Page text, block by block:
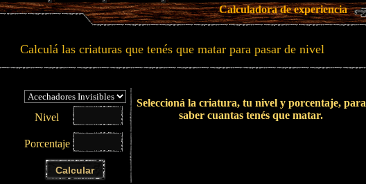
Calculadora de experiencia
Calculá las criaturas que tenés que matar para pasar de nivel
Nivel
Porcentaje
Seleccioná la criatura, tu nivel y porcentaje, para
saber cuantas tenés que matar.